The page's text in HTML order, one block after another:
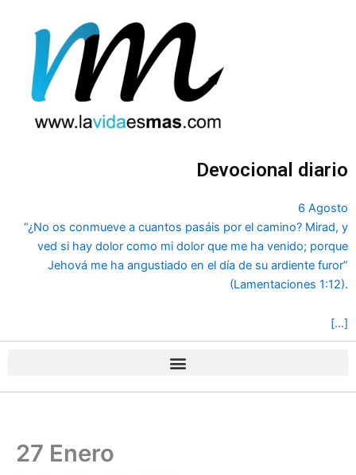
contenido
Devocional diario
6 Agosto
“¿No os conmueve a cuantos pasáis por el camino? Mirad, y
ved si hay dolor como mi dolor que me ha venido; porque
Jehová me ha angustiado en el día de su ardiente furor”
(Lamentaciones 1:12).
[…]
27 Enero